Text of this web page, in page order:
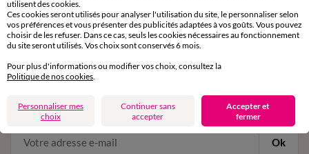
en vous inscrivant à la newsletter
conditions dans votre email de confirmation
Ok
utilisent des cookies.
Ces cookies seront utilisés pour analyser l'utilisation du site, le personnaliser selon
vos préférences et vous présenter des publicités adaptées à vos goûts. Vous pouvez
choisir de les refuser. Dans ce cas, seuls les cookies nécessaires au fonctionnement
du site seront utilisés. Vos choix sont conservés 6 mois.
Pour plus d'informations ou modifier vos choix, consultez la
Politique de nos cookies.
Personnaliser mes
choix
Continuer sans
accepter
Accepter et
fermer